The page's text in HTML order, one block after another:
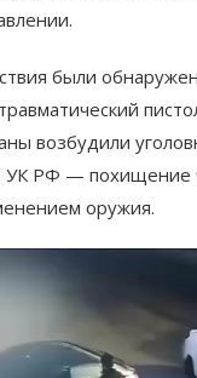
были
возбудили
УК РФ — похищение
оружия.